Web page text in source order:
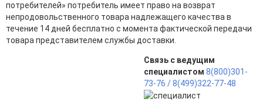
потребителей» потребитель имеет право на возврат
непродовольственного товара надлежащего качества в
течение 14 дней бесплатно с момента фактической передачи
товара представителем службы доставки.
Связь с ведущим
специалистом 8(800)301-
73-76 /8(499)322-77-48